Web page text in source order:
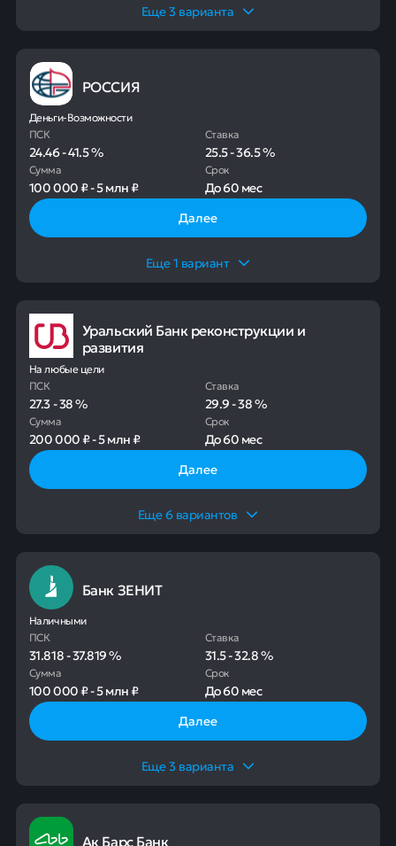
Еще3 варианта
РОССИЯ
Деньги-Возможности
ПСК
24.46-41.5%
Ставка
25.5-36.5%
Сумма
100 000 ₽-5 млн ₽
Срок
До60 мес
Далее
Еще1 вариант
Уральский Банк реконструкции и
развития
На любые цели
ПСК
27.3-38%
Ставка
29.9-38%
Сумма
200 000 ₽-5 млн ₽
Срок
До60 мес
Далее
Еще6 вариантов
Банк ЗЕНИТ
Наличными
ПСК
31.818-37.819%
Ставка
31.5-32.8%
Сумма
100 000 ₽-5 млн ₽
Срок
До60 мес
Далее
Еще3 варианта
Ак Барс Банк